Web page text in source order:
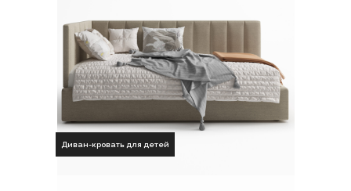
Диван-кровать для детей